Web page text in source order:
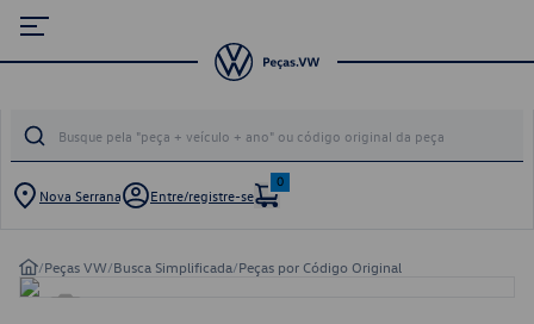
Nova Serrana Entre/registre-se
0
/Peças VW/Busca Simplificada/Peças por Código Original